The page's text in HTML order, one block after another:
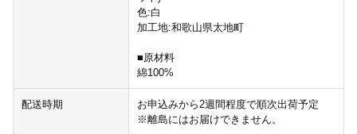
色:白
加工地:和歌山県太地町
■原材料
綿100%
配送時期
お申込みから2週間程度で順次出荷予定
※離島にはお届けできません。